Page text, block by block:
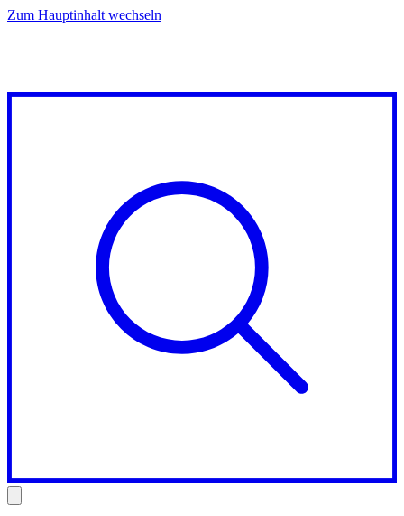
Zum Hauptinhalt wechseln